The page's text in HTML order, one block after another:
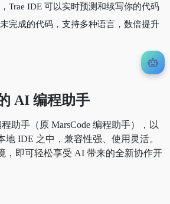
Trae IDE 可以实时预测和续写你的代码
完成的代码，支持多种语言，数倍提升
AI 编程助手
助手（原 MarsCode 编程助手），以
地 IDE 之中，兼容性强、使用灵活。
，即可轻松享受 AI 带来的全新协作开